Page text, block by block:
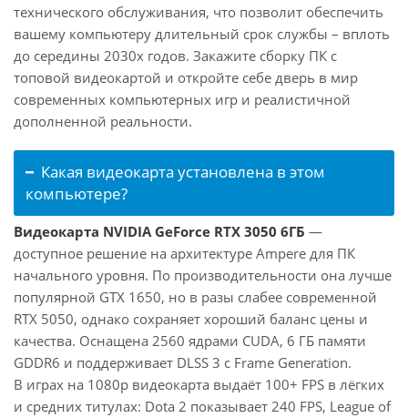
технического обслуживания, что позволит обеспечить
вашему компьютеру длительный срок службы – вплоть
до середины 2030х годов. Закажите сборку ПК с
топовой видеокартой и откройте себе дверь в мир
современных компьютерных игр и реалистичной
дополненной реальности.
Какая видеокарта установлена в этом
компьютере?
Видеокарта NVIDIA GeForce RTX 3050 6ГБ —
доступное решение на архитектуре Ampere для ПК
начального уровня. По производительности она лучше
популярной GTX 1650, но в разы слабее современной
RTX 5050, однако сохраняет хороший баланс цены и
качества. Оснащена 2560 ядрами CUDA, 6 ГБ памяти
GDDR6 и поддерживает DLSS 3 с Frame Generation.
В играх на 1080p видеокарта выдаёт 100+ FPS в лёгких
и средних титулах: Dota 2 показывает 240 FPS, League of